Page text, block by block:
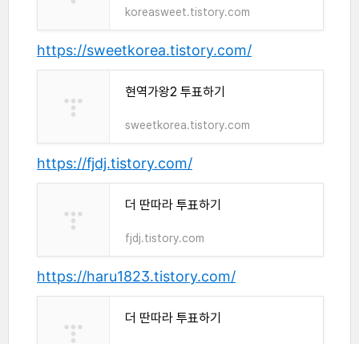
koreasweet.tistory.com
https://sweetkorea.tistory.com/
현역가왕2 투표하기
sweetkorea.tistory.com
https://fjdj.tistory.com/
더 딴따라 투표하기
fjdj.tistory.com
https://haru1823.tistory.com/
더 딴따라 투표하기